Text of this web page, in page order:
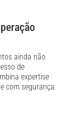
ainda não
de
expertise
com segurança.